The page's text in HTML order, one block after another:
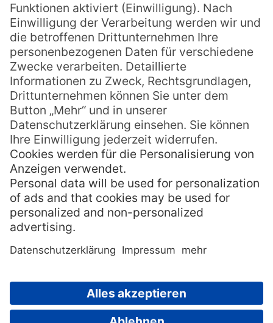
großen Bauernmarkt: Frisches Obst und
Gemüse, Kokosnüsse, Yamswurzeln, Fisch
und Gewürze werden hier feilgeboten. Hier
können Besucher beispielsweise
Taropflanzen probieren, die gekocht oder
gebraten ähnlich wie Kartoffeln schmecken.
Auch Maniokwurzeln ergeben ein
schmackhaftes Gericht, das überall auf
Tonga als Curry gegessen wird.
https://www.youtube.com/watch?
v=iLON9f6XBa8
Im oberen Stockwerk jedoch findet der
Kunsthandwerksmarkt statt. Dort findet
Schmuckstücke, handgeflochtene Körbe,
kunstvolle Schnitzereien sowie